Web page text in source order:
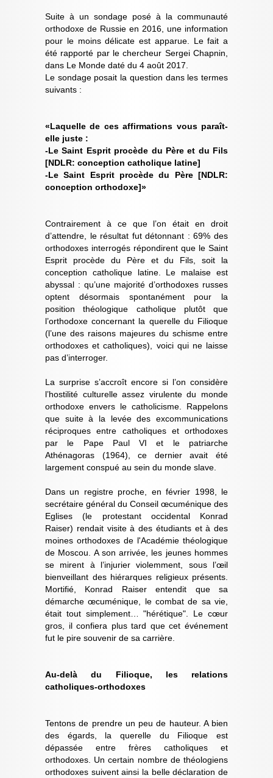
Suite à un sondage posé à la communauté
orthodoxe de Russie en 2016, une information
pour le moins délicate est apparue. Le fait a
été rapporté par le chercheur Sergei Chapnin,
dans Le Monde daté du 4 août 2017.
Le sondage posait la question dans les termes
suivants :
«Laquelle de ces affirmations vous paraît-
elle juste :
-Le Saint Esprit procède du Père et du Fils
[NDLR: conception catholique latine]
-Le Saint Esprit procède du Père [NDLR:
conception orthodoxe]»
Contrairement à ce que l’on était en droit
d’attendre, le résultat fut détonnant : 69% des
orthodoxes interrogés répondirent que le Saint
Esprit procède du Père et du Fils, soit la
conception catholique latine. Le malaise est
abyssal : qu’une majorité d’orthodoxes russes
optent désormais spontanément pour la
position théologique catholique plutôt que
l’orthodoxe concernant la querelle du Filioque
(l’une des raisons majeures du schisme entre
orthodoxes et catholiques), voici qui ne laisse
pas d’interroger.
La surprise s’accroît encore si l’on considère
l’hostilité culturelle assez virulente du monde
orthodoxe envers le catholicisme. Rappelons
que suite à la levée des excommunications
réciproques entre catholiques et orthodoxes
par le Pape Paul VI et le patriarche
Athénagoras (1964), ce dernier avait été
largement conspué au sein du monde slave.
Dans un registre proche, en février 1998, le
secrétaire général du Conseil œcuménique des
Eglises (le protestant occidental Konrad
Raiser) rendait visite à des étudiants et à des
moines orthodoxes de l'Académie théologique
de Moscou. A son arrivée, les jeunes hommes
se mirent à l’injurier violemment, sous l’œil
bienveillant des hiérarques religieux présents.
Mortifié, Konrad Raiser entendit que sa
démarche œcuménique, le combat de sa vie,
était tout simplement… "hérétique". Le cœur
gros, il confiera plus tard que cet événement
fut le pire souvenir de sa carrière.
Au-delà du Filioque, les relations
catholiques-orthodoxes
Tentons de prendre un peu de hauteur. A bien
des égards, la querelle du Filioque est
dépassée entre frères catholiques et
orthodoxes. Un certain nombre de théologiens
orthodoxes suivent ainsi la belle déclaration de